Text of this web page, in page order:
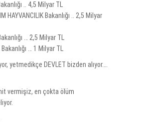
.. 4,5 Milyar TL
HAYVANCILIK Bakanlığı .. 2,5 Milyar
… 2,5 Milyar TL
… 1 Milyar TL
yetmedikçe DEVLET bizden alıyor….
vermişiz, en çokta ölüm